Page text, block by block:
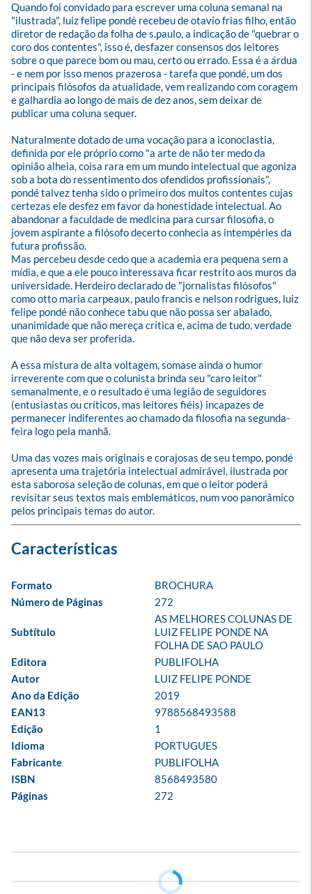
Quando foi convidado para escrever uma coluna semanal na
"ilustrada", luiz felipe pondé recebeu de otavio frias filho, então
diretor de redação da folha de s.paulo, a indicação de "quebrar o
coro dos contentes", isso é, desfazer consensos dos leitores
sobre o que parece bom ou mau, certo ou errado. Essa é a árdua
- e nem por isso menos prazerosa - tarefa que pondé, um dos
principais filósofos da atualidade, vem realizando com coragem
e galhardia ao longo de mais de dez anos, sem deixar de
publicar uma coluna sequer.
Naturalmente dotado de uma vocação para a iconoclastia,
definida por ele próprio como "a arte de não ter medo da
opinião alheia, coisa rara em um mundo intelectual que agoniza
sob a bota do ressentimento dos ofendidos profissionais",
pondé talvez tenha sido o primeiro dos muitos contentes cujas
certezas ele desfez em favor da honestidade intelectual. Ao
abandonar a faculdade de medicina para cursar filosofia, o
jovem aspirante a filósofo decerto conhecia as intempéries da
futura profissão.
Mas percebeu desde cedo que a academia era pequena sem a
mídia, e que a ele pouco interessava ficar restrito aos muros da
universidade. Herdeiro declarado de "jornalistas filósofos"
como otto maria carpeaux, paulo francis e nelson rodrigues, luiz
felipe pondé não conhece tabu que não possa ser abalado,
unanimidade que não mereça crítica e, acima de tudo, verdade
que não deva ser proferida.
A essa mistura de alta voltagem, somase ainda o humor
irreverente com que o colunista brinda seu "caro leitor"
semanalmente, e o resultado é uma legião de seguidores
(entusiastas ou críticos, mas leitores fiéis) incapazes de
permanecer indiferentes ao chamado da filosofia na segunda-
feira logo pela manhã.
Uma das vozes mais originais e corajosas de seu tempo, pondé
apresenta uma trajetória intelectual admirável, ilustrada por
esta saborosa seleção de colunas, em que o leitor poderá
revisitar seus textos mais emblemáticos, num voo panorâmico
pelos principais temas do autor.
Formato
BROCHURA
Número de Páginas
272
Subtítulo
AS MELHORES COLUNAS DE
LUIZ FELIPE PONDE NA
FOLHA DE SAO PAULO
Editora
PUBLIFOLHA
Autor
LUIZ FELIPE PONDE
Ano da Edição
2019
EAN13
9788568493588
Edição
1
Idioma
PORTUGUES
Fabricante
PUBLIFOLHA
ISBN
8568493580
Páginas
272